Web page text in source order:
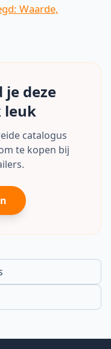
Waarde,
je deze
leuk
catalogus
te kopen bij